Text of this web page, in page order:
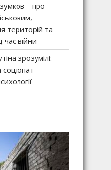
– про
територій та
час війни
зрозумілі:
соціопат –